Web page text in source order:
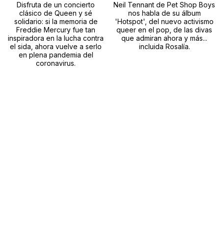
Disfruta de un concierto
clásico de Queen y sé
solidario: si la memoria de
Freddie Mercury fue tan
inspiradora en la lucha contra
el sida, ahora vuelve a serlo
en plena pandemia del
coronavirus.
Neil Tennant de Pet Shop Boys
nos habla de su álbum
'Hotspot', del nuevo activismo
queer en el pop, de las divas
que admiran ahora y más...
incluida Rosalía.